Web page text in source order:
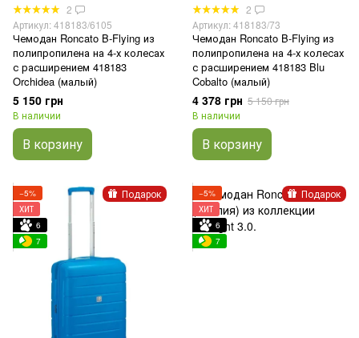
2
Артикул: 418183/6105
Чемодан Roncato B-Flying из
полипропилена на 4-х колесах
с расширением 418183
Orchidea (малый)
5 150 грн
В наличии
В корзину
2
Артикул: 418183/73
Чемодан Roncato B-Flying из
полипропилена на 4-х колесах
с расширением 418183 Blu
Cobalto (малый)
4 378 грн 5 150 грн
В наличии
В корзину
Подарок
−5%
ХИТ
6
7
Подарок
−5%
ХИТ
6
7